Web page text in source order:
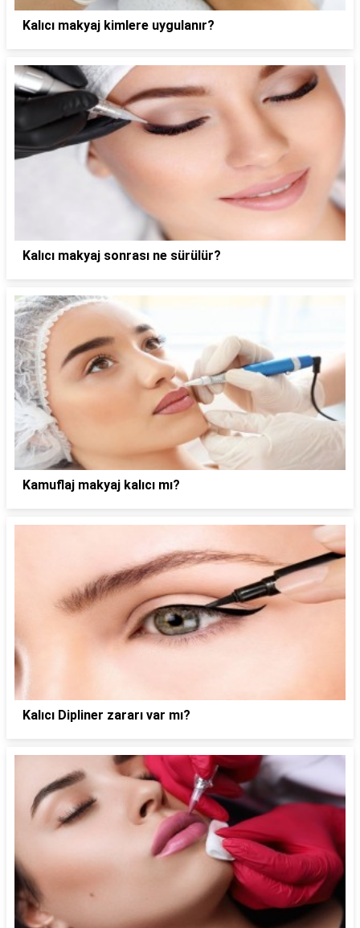
Kalıcı makyaj kimlere uygulanır?
Kalıcı makyaj sonrası ne sürülür?
Kamuflaj makyaj kalıcı mı?
Kalıcı Dipliner zararı var mı?